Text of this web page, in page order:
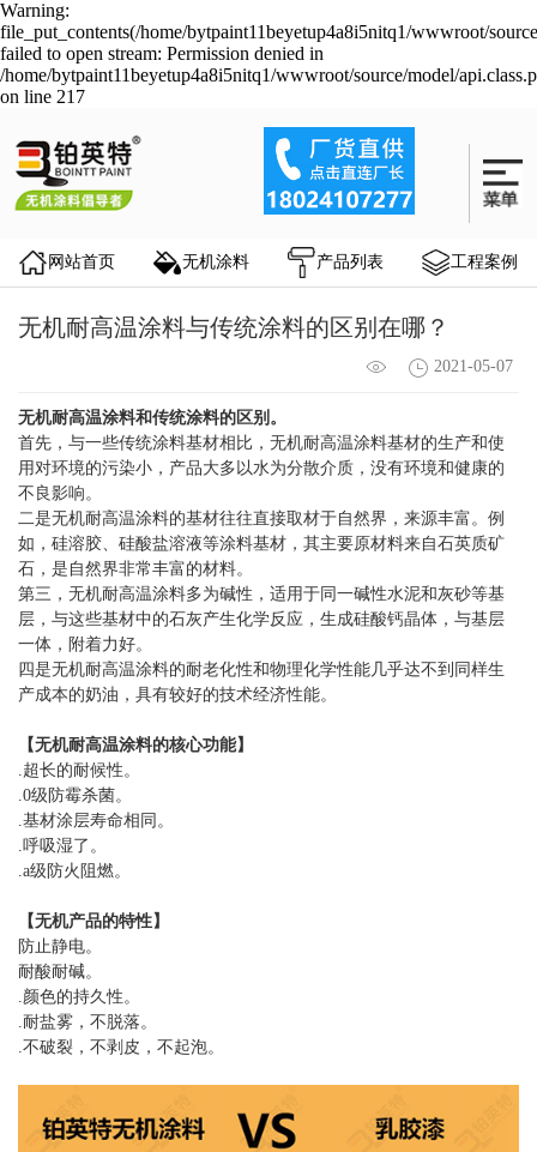
Warning:
file_put_contents(/home/bytpaint11beyetup4a8i5nitq1/wwwroot/
failed to open stream: Permission denied in
/home/bytpaint11beyetup4a8i5nitq1/wwwroot/source/model/
on line 217
网站首页 无机涂料 产品列表 工程案例
无机耐高温涂料与传统涂料的区别在哪？
2021-05-07
无机耐高温涂料和传统涂料的区别。
首先，与一些传统涂料基材相比， 无机耐高温涂料基材的生产和使
用对环境的污染小，产品大多以水为分散介质，没有环境和健康的
不良影响。
二是无机耐高温涂料的基材往往直接取材于自然界，来源丰富。例
如，硅溶胶、硅酸盐溶液等涂料基材，其主要原材料来自石英质矿
石，是自然界非常丰富的材料。
第三， 无机耐高温涂料多为碱性，适用于同一碱性水泥和灰砂等基
层，与这些基材中的石灰产生化学反应，生成硅酸钙晶体，与基层
一体，附着力好。
四是无机耐高温涂料的耐老化性和物理化学性能几乎达不到同样生
产成本的奶油，具有较好的技术经济性能。
【无机耐高温涂料的核心功能】
.超长的耐候性。
.0级防霉杀菌。
.基材涂层寿命相同。
.呼吸湿了。
.a级防火阻燃。
【无机产品的特性】
防止静电。
耐酸耐碱。
.颜色的持久性。
.耐盐雾，不脱落。
.不破裂，不剥皮，不起泡。